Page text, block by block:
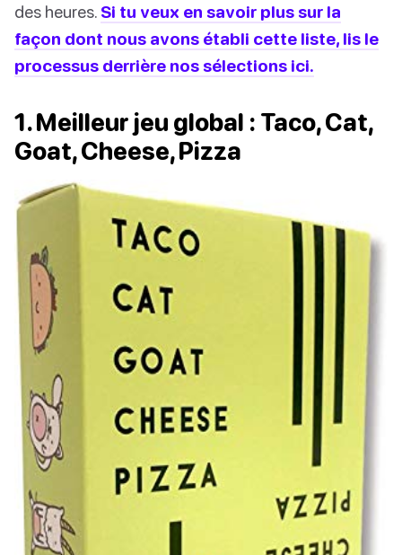
des heures. Si tu veux en savoir plus sur la
façon dont nous avons établi cette liste, lis le
processus derrière nos sélections ici.
1. Meilleur jeu global : Taco, Cat,
Goat, Cheese, Pizza